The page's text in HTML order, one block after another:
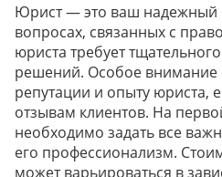
Юрист — это ваш надежный
вопросах, связанных с
юриста требует
решений. Особое внимание
репутации и опыту юриста,
отзывам клиентов. На
необходимо задать все
его профессионализм.
может варьироваться в